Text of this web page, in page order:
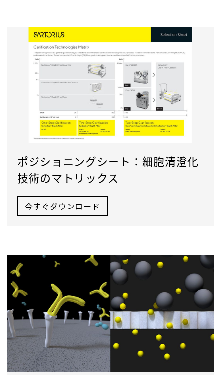
ポジショニングシート：細胞清澄化
技術のマトリックス
今すぐダウンロード